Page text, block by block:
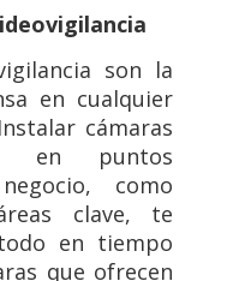
son la
en cualquier
cámaras
en puntos
como
clave, te
en tiempo
que ofrecen